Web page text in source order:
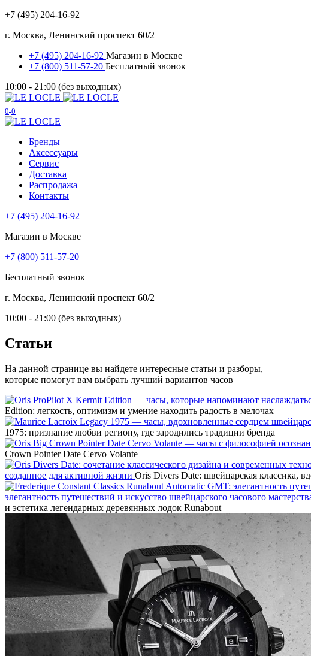
+7 (495) 204-16-92
г. Москва, Ленинский проспект 60/2
+7 (495) 204-16-92 Магазин в Москве
+7 (800) 511-57-20 Бесплатный звонок
10:00 - 21:00 (без выходных)
0 0
Бренды
Аксессуары
Сервис
Доставка
Распродажа
Контакты
+7 (495) 204-16-92
Магазин в Москве
+7 (800) 511-57-20
Бесплатный звонок
г. Москва, Ленинский проспект 60/2
10:00 - 21:00 (без выходных)
Статьи
На данной странице вы найдете интересные статьи и разборы,
которые помогут вам выбрать лучший вариантов часов
Edition: легкость, оптимизм и умение находить радость в мелочах
1975: признание любви региону, где зародились традиции бренда
Crown Pointer Date Cervo Volante
созданное для активной жизни Oris Divers Date: швейцарская классика,
элегантность путешествий и искусство швейцарского часового
и эстетика легендарных деревянных лодок Runabout